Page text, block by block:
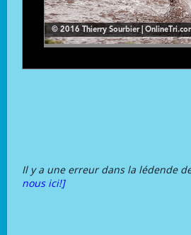
Il y a une erreur dans la lédende
nous ici!]